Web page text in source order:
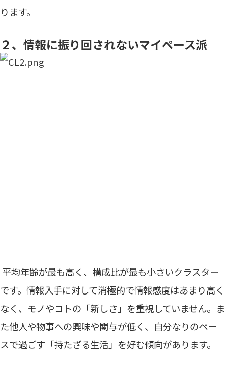
ります。
２、情報に振り回されないマイペース派
平均年齢が最も高く、構成比が最も小さいクラスター
です。情報入手に対して消極的で情報感度はあまり高く
なく、モノやコトの「新しさ」を重視していません。ま
た他人や物事への興味や関与が低く、自分なりのペー
スで過ごす「持たざる生活」を好む傾向があります。